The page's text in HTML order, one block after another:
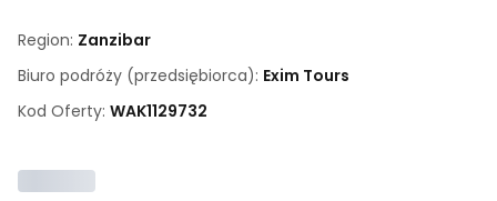
Region: Zanzibar
Biuro podróży (przedsiębiorca): Exim Tours
Kod Oferty: WAK1129732